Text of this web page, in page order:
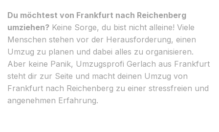
Du möchtest von Frankfurt nach Reichenberg
umziehen? Keine Sorge, du bist nicht alleine! Viele
Menschen stehen vor der Herausforderung, einen
Umzug zu planen und dabei alles zu organisieren.
Aber keine Panik, Umzugsprofi Gerlach aus Frankfurt
steht dir zur Seite und macht deinen Umzug von
Frankfurt nach Reichenberg zu einer stressfreien und
angenehmen Erfahrung.